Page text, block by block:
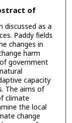
of
discussed as a
Paddy fields
changes in
harm
government
capacity
The aims of
climate
the local
change